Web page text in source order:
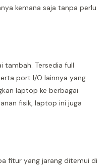
kemana saja tanpa perlu
tambah. Tersedia full
port I/O lainnya yang
laptop ke berbagai
fisik, laptop ini juga
fitur yang jarang ditemui di